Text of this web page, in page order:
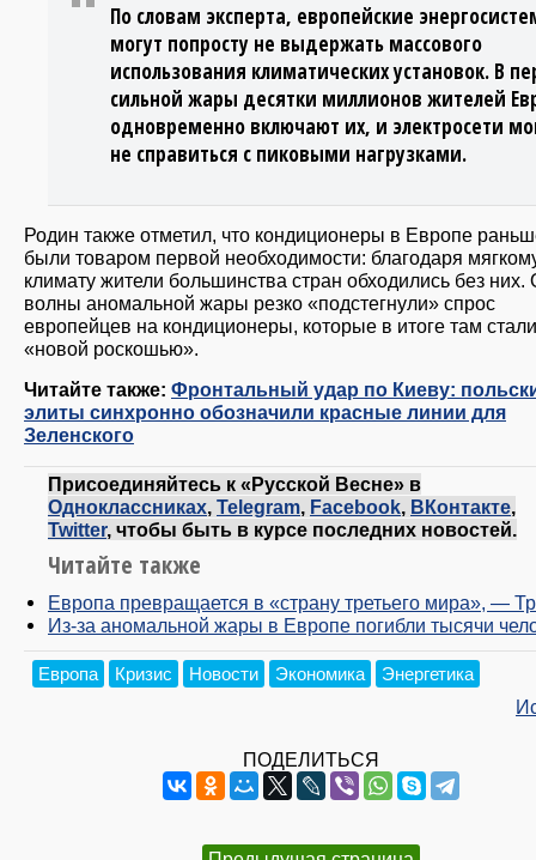
По словам эксперта, европейские
могут попросту не выдержать массового
использования климатических установок. В
сильной жары десятки миллионов жителей
одновременно включают их, и электросети
не справиться с пиковыми нагрузками.
Родин также отметил, что кондиционеры в Европе
были товаром первой необходимости: благодаря
климату жители большинства стран обходились без них.
волны аномальной жары резко «подстегнули» спрос
европейцев на кондиционеры, которые в итоге там стали
«новой роскошью».
Читайте также: Фронтальный удар по Киеву:
элиты синхронно обозначили красные линии для
Зеленского
Присоединяйтесь к «Русской Весне» в
Одноклассниках Telegram Facebook ВКонтакте
Twitter, чтобы быть в курсе последних новостей.
Читайте также
Европа превращается в «страну третьего мира», —
Из-за аномальной жары в Европе погибли тысячи
Европа Кризис Новости Экономика Энергетика
ПОДЕЛИТЬСЯ